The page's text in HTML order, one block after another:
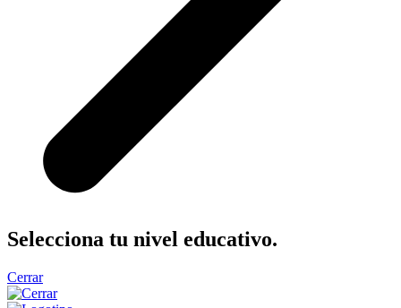
Selecciona tu nivel educativo.
Cerrar